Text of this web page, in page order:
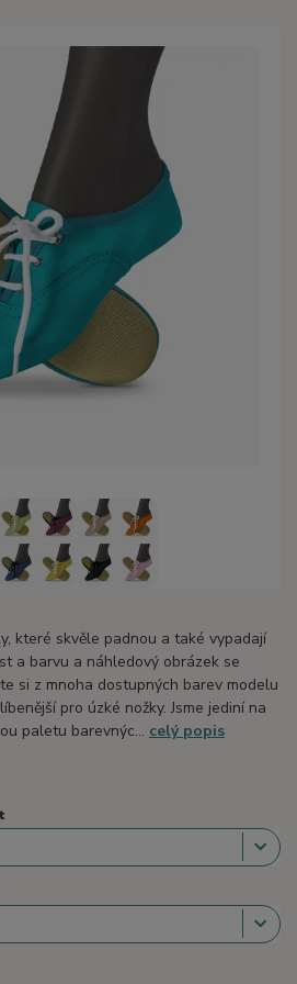
které skvěle padnou a také vypadají
a barvu a náhledový obrázek se
si z mnoha dostupných barev modelu
pro úzké nožky. Jsme jediní na
paletu barevnýc... celý popis